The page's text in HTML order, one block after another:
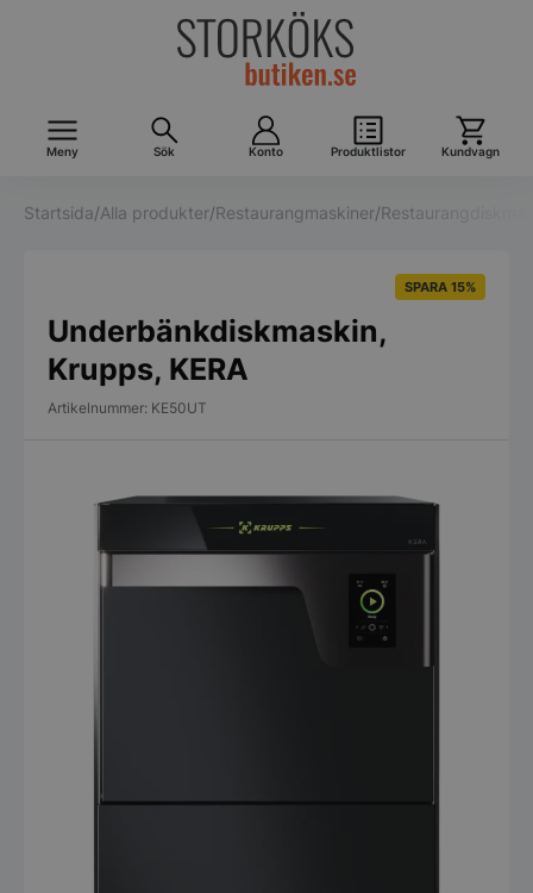
Meny Sök Konto Produktlistor Kundvagn
Startsida/Alla produkter/Restaurangmaskiner/
SPARA 15%
Underbänkdiskmaskin,
Krupps, KERA
Artikelnummer: KE50UT